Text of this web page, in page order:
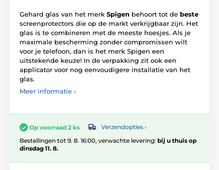
Gehard glas van het merk Spigen behoort tot de beste
screenprotectors die op de markt verkrijgbaar zijn. Het
glas is te combineren met de meeste hoesjes. Als je
maximale bescherming zonder compromissen wilt
voor je telefoon, dan is het merk Spigen een
uitstekende keuze! In de verpakking zit ook een
applicator voor nog eenvoudigere installatie van het
glas.
Meer informatie ›
Op voorraad 2 ks
Verzendopties ›
Bestellingen tot 9. 8. 16:00, verwachte levering: bij u thuis op
dinsdag 11. 8.